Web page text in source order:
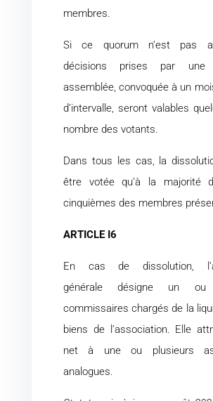
membres.
Si ce quorum n’est pas
décisions prises par une
assemblée, convoquée à un
d’intervalle, seront valables
nombre des votants.
Dans tous les cas, la
être votée qu’à la majorité
cinquièmes des membres
ARTICLE I6
En cas de dissolution,
générale désigne un ou
commissaires chargés de la
biens de l’association. Elle
net à une ou plusieurs
analogues.